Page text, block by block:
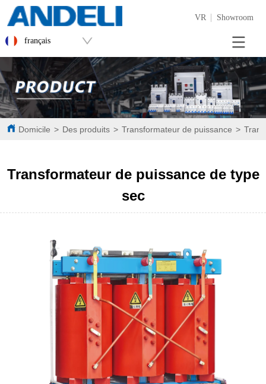
VR Showroom
français
Domicile > Des produits > Transformateur de puissance >
Transformateur de puissance de type
sec